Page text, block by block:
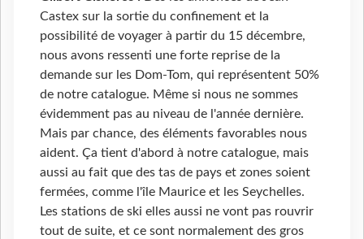
Castex sur la sortie du confinement et la
possibilité de voyager à partir du 15 décembre,
nous avons ressenti une forte reprise de la
demande sur les Dom-Tom, qui représentent 50%
de notre catalogue. Même si nous ne sommes
évidemment pas au niveau de l'année dernière.
Mais par chance, des éléments favorables nous
aident. Ça tient d'abord à notre catalogue, mais
aussi au fait que des tas de pays et zones soient
fermées, comme l'île Maurice et les Seychelles.
Les stations de ski elles aussi ne vont pas rouvrir
tout de suite, et ce sont normalement des gros